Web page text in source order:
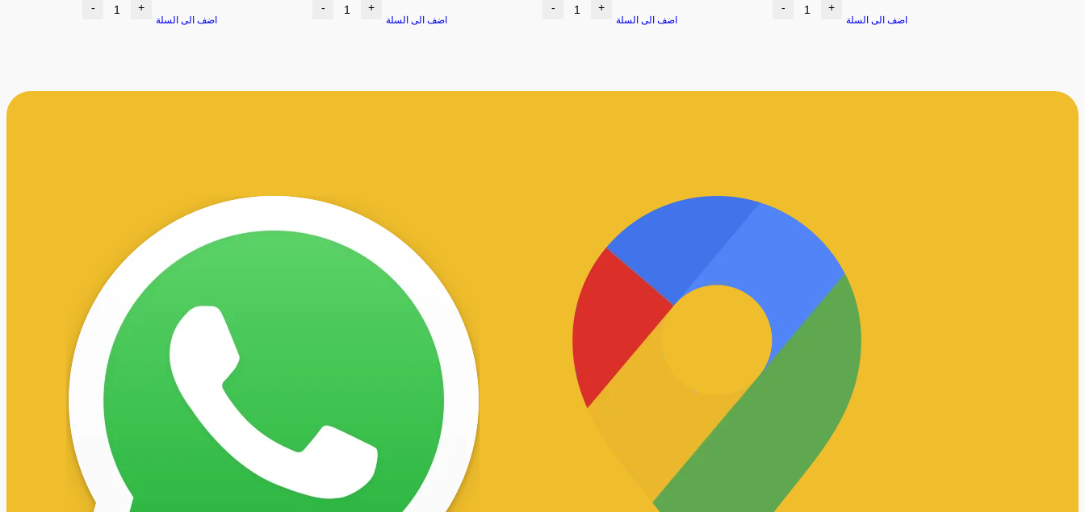
- +
اضف الى السلة
- +
اضف الى السلة
- +
اضف الى السلة
- +
اضف الى السلة